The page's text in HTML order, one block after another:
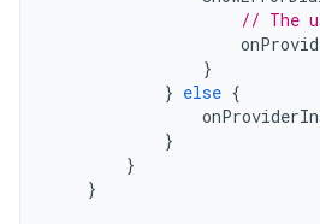
// The
}
} else {
}
}
}